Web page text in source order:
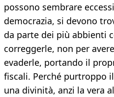
possono sembrare
democrazia, si devono
da parte dei più abbienti
correggerle, non per
evaderle, portando il
fiscali. Perché purtroppo
una divinità, anzi la vera